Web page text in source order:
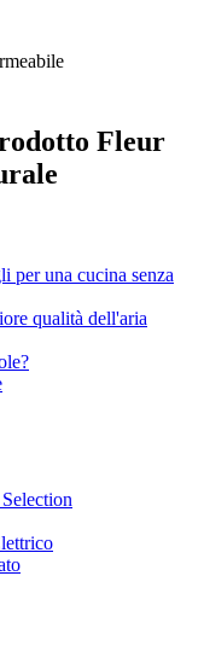
Fleur
per una cucina senza
qualità dell'aria